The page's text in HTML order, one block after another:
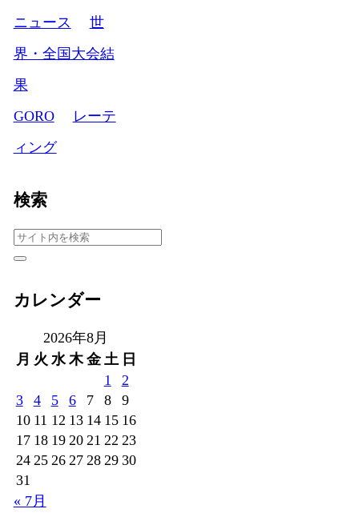
ニュース
世
界・全国大会結
果
GORO
レーテ
ィング
検索
カレンダー
2026年8月
月 火 水 木 金 土 日
1
2
3
4 5 6 7 8
9
10 11 12 13 14 15 16
17 18 19 20 21 22 23
24 25 26 27 28 29 30
31
« 7月